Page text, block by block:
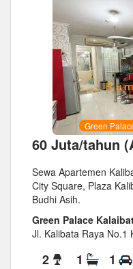
Green
60 Juta/tahun
Sewa Apartemen
City Square, Plaza
Budhi Asih.
Green Palace
Jl. Kalibata Raya No.1
2 1 1